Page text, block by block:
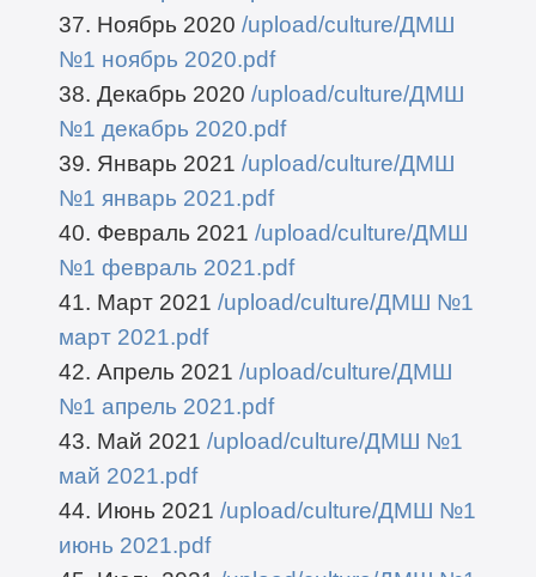
37. Ноябрь 2020 /upload/culture/ДМШ
№1 ноябрь 2020.pdf
38. Декабрь 2020 /upload/culture/ДМШ
№1 декабрь 2020.pdf
39. Январь 2021 /upload/culture/ДМШ
№1 январь 2021.pdf
40. Февраль 2021 /upload/culture/ДМШ
№1 февраль 2021.pdf
41. Март 2021 /upload/culture/ДМШ №1
март 2021.pdf
42. Апрель 2021 /upload/culture/ДМШ
№1 апрель 2021.pdf
43. Май 2021 /upload/culture/ДМШ №1
май 2021.pdf
44. Июнь 2021 /upload/culture/ДМШ №1
июнь 2021.pdf